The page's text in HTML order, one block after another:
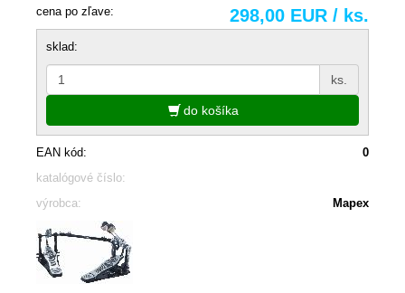
cena po zľave: 298,00 EUR / ks.
sklad:
ks.
do košíka
EAN kód:
0
katalógové číslo:
výrobca:
Mapex